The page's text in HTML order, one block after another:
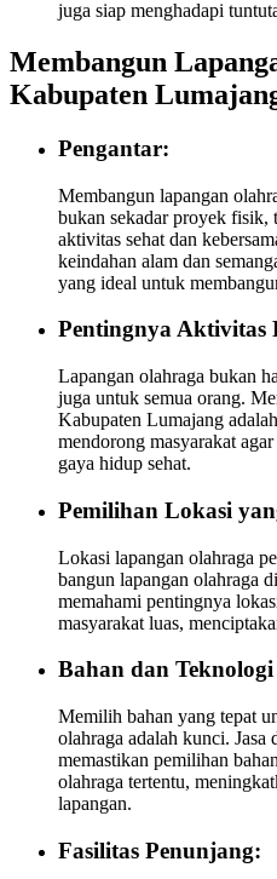
juga siap menghadapi
Membangun
Kabupaten
Pengantar:
Membangun lapangan
bukan sekadar proyek fisik,
aktivitas sehat dan
keindahan alam dan
yang ideal untuk
Pentingnya Aktivitas
Lapangan olahraga bukan
juga untuk semua orang.
Kabupaten Lumajang
mendorong masyarakat
gaya hidup sehat.
Pemilihan Lokasi
Lokasi lapangan olahraga
bangun lapangan olahraga
memahami pentingnya
masyarakat luas,
Bahan dan
Memilih bahan yang tepat
olahraga adalah kunci.
memastikan pemilihan
olahraga tertentu,
lapangan.
Fasilitas Penunjang: